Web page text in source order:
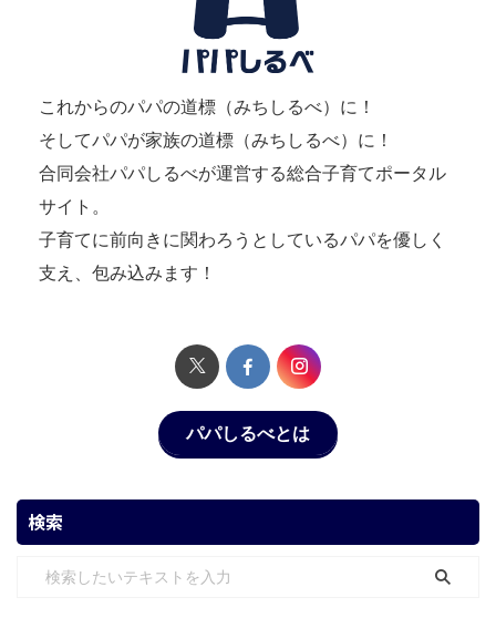
これからのパパの道標（みちしるべ）に！
そしてパパが家族の道標（みちしるべ）に！
合同会社パパしるべが運営する総合子育てポータル
サイト。
子育てに前向きに関わろうとしているパパを優しく
支え、包み込みます！
パパしるべとは
検索